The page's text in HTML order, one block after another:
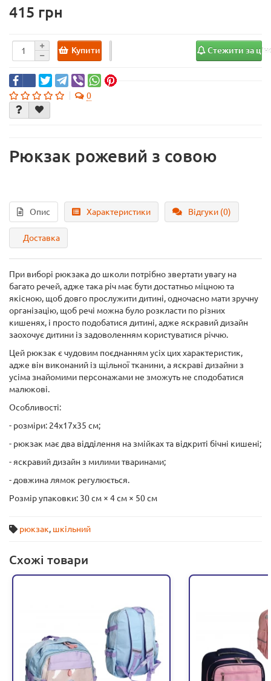
415
Купити Стежити за
0
Рюкзак рожевий з совою
Опис Характеристики Відгуки (0)
Доставка
При виборі рюкзака до школи потрібно звертати увагу на
багато речей, адже така річ має бути достатньо міцною та
якісною, щоб довго прослужити дитині, одночасно мати зручну
організацію, щоб речі можна було розкласти по різних
кишенях, і просто подобатися дитині, адже яскравий дизайн
заохочує дитини із задоволенням користуватися річчю.
Цей рюкзак є чудовим поєднанням усіх цих характеристик,
адже він виконаний із щільної тканини, а яскраві дизайни з
усіма знайомими персонажами не зможуть не сподобатися
малюкові.
Особливості:
- розміри: 24х17х35 см;
- рюкзак має два відділення на змійках та відкриті бічні кишені;
- яскравий дизайн з милими тваринами;
- довжина лямок регулюється.
Розмір упаковки: 30 см × 4 см × 50 см
рюкзак, шкільний
Схожі товари